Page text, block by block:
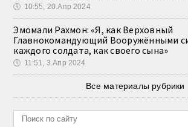
🕔 10:55, 20.Апр 2024
Эмомали Рахмон: «Я, как Верховный
Главнокомандующий Вооружёнными
каждого солдата, как своего сына»
🕔 11:51, 3.Апр 2024
Все материалы рубрики